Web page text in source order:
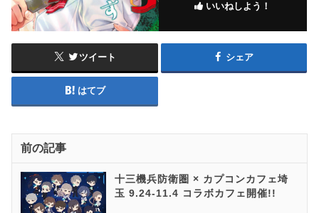
いいねしよう！
ツイート シェア
はてブ
前の記事
十三機兵防衛圏 × カプコンカフェ埼
玉 9.24-11.4 コラボカフェ開催!!